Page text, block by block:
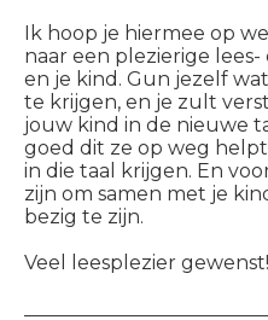
Ik hoop je hiermee op
naar een plezierige
en je kind. Gun jezelf
te krijgen, en je zult
jouw kind in de nieuwe
goed dit ze op weg
in die taal krijgen. En
zijn om samen met je
bezig te zijn.
Veel leesplezier gewenst!